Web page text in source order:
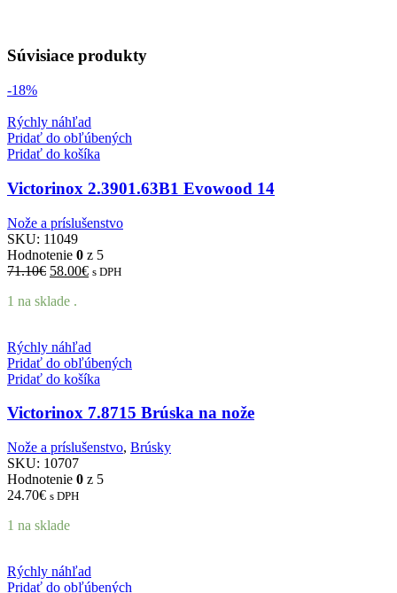
Súvisiace produkty
-18%
Rýchly náhľad
Pridať do obľúbených
Pridať do košíka
Victorinox 2.3901.63B1 Evowood 14
Nože a príslušenstvo
SKU: 11049
Hodnotenie 0 z 5
71.10€ Pôvodná
bola:
58.00€Aktuálna
s DPH
1 na sklade .
Rýchly náhľad
Pridať do obľúbených
Pridať do košíka
Victorinox 7.8715 Brúska na nože
Nože a príslušenstvo, Brúsky
SKU: 10707
Hodnotenie 0 z 5
24.70€ s DPH
1 na sklade
Rýchly náhľad
Pridať do obľúbených